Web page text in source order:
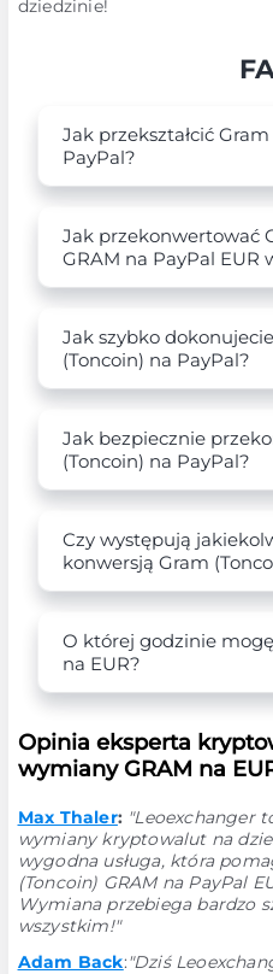
dziedzinie!
Jak przekształcić
PayPal?
Jak przekonwertować
GRAM na PayPal EUR
Jak szybko
(Toncoin) na PayPal?
Jak bezpiecznie
(Toncoin) na PayPal?
Czy występują
konwersją Gram
O której godzinie
na EUR?
Opinia eksperta
wymiany GRAM na
Max Thaler: "Leoexchanger
wymiany kryptowalut na
wygodna usługa, która
(Toncoin) GRAM na PayPal
Wymiana przebiega bardzo
wszystkim!"
Adam Back:"Dziś